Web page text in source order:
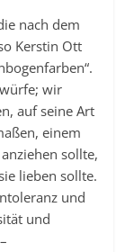
nach dem
Kerstin Ott
wir
auf seine Art
einem
sollte,
lieben sollte.
und
und